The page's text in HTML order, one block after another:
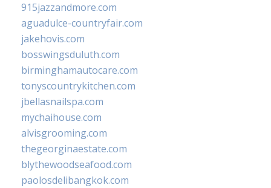
915jazzandmore.com
aguadulce-countryfair.com
jakehovis.com
bosswingsduluth.com
birminghamautocare.com
tonyscountrykitchen.com
jbellasnailspa.com
mychaihouse.com
alvisgrooming.com
thegeorginaestate.com
blythewoodseafood.com
paolosdelibangkok.com